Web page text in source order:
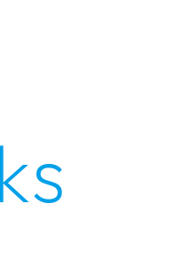
同住宅
ks